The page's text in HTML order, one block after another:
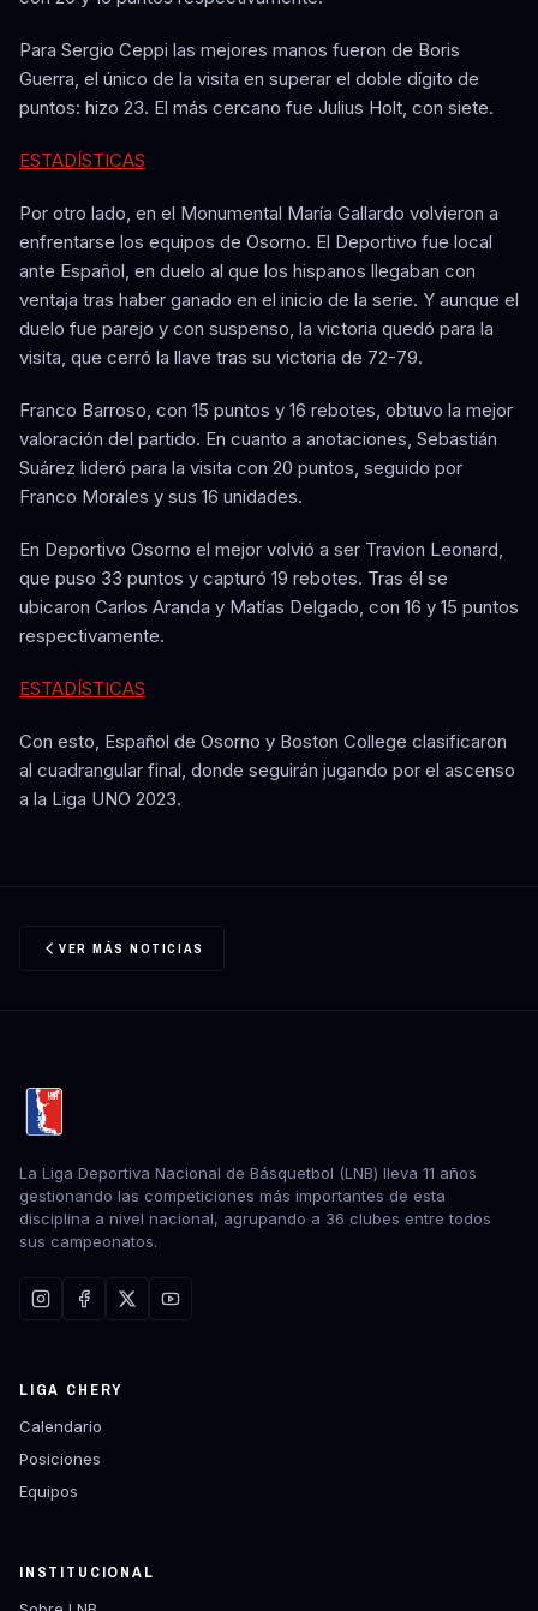
Para Sergio Ceppi las mejores manos fueron de Boris
Guerra, el único de la visita en superar el doble dígito de
puntos: hizo 23. El más cercano fue Julius Holt, con siete.
ESTADÍSTICAS
Por otro lado, en el Monumental María Gallardo volvieron a
enfrentarse los equipos de Osorno. El Deportivo fue local
ante Español, en duelo al que los hispanos llegaban con
ventaja tras haber ganado en el inicio de la serie. Y aunque el
duelo fue parejo y con suspenso, la victoria quedó para la
visita, que cerró la llave tras su victoria de 72-79.
Franco Barroso, con 15 puntos y 16 rebotes, obtuvo la mejor
valoración del partido. En cuanto a anotaciones, Sebastián
Suárez lideró para la visita con 20 puntos, seguido por
Franco Morales y sus 16 unidades.
En Deportivo Osorno el mejor volvió a ser Travion Leonard,
que puso 33 puntos y capturó 19 rebotes. Tras él se
ubicaron Carlos Aranda y Matías Delgado, con 16 y 15 puntos
respectivamente.
ESTADÍSTICAS
Con esto, Español de Osorno y Boston College clasificaron
al cuadrangular final, donde seguirán jugando por el ascenso
a la Liga UNO 2023.
VER MÁS NOTICIAS
La Liga Deportiva Nacional de Básquetbol (LNB) lleva 11 años
gestionando las competiciones más importantes de esta
disciplina a nivel nacional, agrupando a 36 clubes entre todos
sus campeonatos.
LIGA CHERY
Calendario
Posiciones
Equipos
INSTITUCIONAL